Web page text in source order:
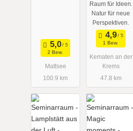
2 Bew.
Mattsee
100.9 km
Raum für Ideen.
Natur für neue
Perspektiven.
1 Bew.
Kematen an der
Krems
47.8 km